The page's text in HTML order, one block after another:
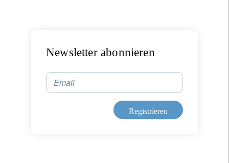
Newsletter abonnieren
Email
Registrieren